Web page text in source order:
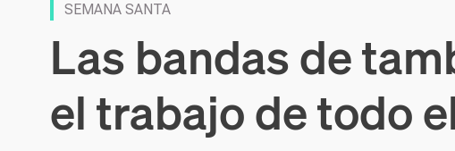
SEMANA SANTA
Las bandas de
el trabajo de todo